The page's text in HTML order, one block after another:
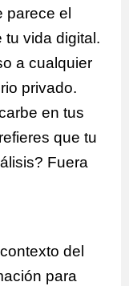
parece el
tu vida digital.
a cualquier
privado.
en tus
que tu
Fuera
del
para